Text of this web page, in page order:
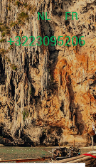
NL FR
+3223095206